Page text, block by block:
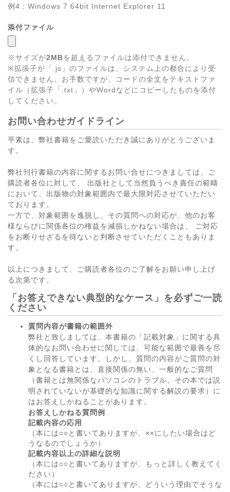
例4：Windows 7 64bit Internet Explorer 11
添付ファイル
※サイズが2MBを超えるファイルは添付できません。
※拡張子が「.js」のファイルは、システム上の都合により受
信できません。お手数ですが、コードの全文をテキストファ
イル（拡張子「.txt」）やWordなどにコピーしたものを添付
してください。
お問い合わせガイドライン
平素は、弊社書籍をご愛読いただき誠にありがとうございま
す。
弊社刊行書籍の内容に関するお問い合せにつきましては、ご
購読者各位に対して、 出版社として当然負うべき責任の範疇
において、出版物の対象範囲内で最大限対応させていただい
ております。
一方で、対象範囲を逸脱し、その質問への対応が、他のお客
様ならびに関係各位の権益を減損しかねない場合は、 ご対応
をお断りせざるを得ないと判断させていただくこともありま
す。
以上につきまして、ご購読者各位のご了解をお願い申し上げ
る次第です。
「お答えできない典型的なケース」を必ずご一読
ください
質問内容が書籍の範囲外
弊社と致しましては、本書籍の「記載対象」に関する具
体的なお問い合わせに関しては、可能な範囲で最善を尽
くし回答しています。しかし、質問の内容がご質問の対
象となる書籍とは、直接関係の無い、一般的なご質問
（書籍とは無関係なパソコンのトラブル、その本では説
明されていないが基礎的な知識に関する解説の要求）に
はお答えしかねることがあります。
お答えしかねる質問例
記載内容の応用
（本には○○と書いてありますが、××にしたい場合はど
うなるのでしょうか）
記載内容以上の詳細な説明
（本には○○と書いてありますが、もっと詳しく教えてく
ださい）
（本には○○と書いてありますが、どういう理由でそうな